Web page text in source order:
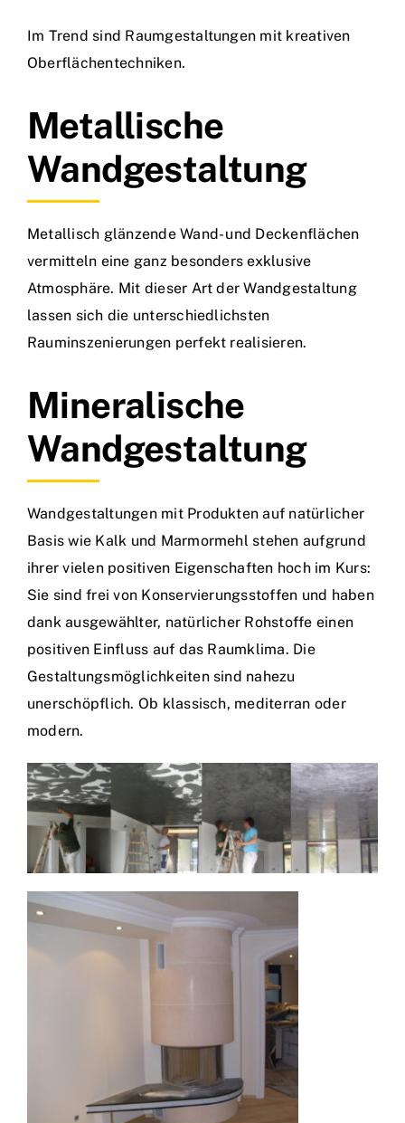
Im Trend sind Raumgestaltungen mit kreativen
Oberflächentechniken.
Metallische
Wandgestaltung
Metallisch glänzende Wand- und Deckenflächen
vermitteln eine ganz besonders exklusive
Atmosphäre. Mit dieser Art der Wandgestaltung
lassen sich die unterschiedlichsten
Rauminszenierungen perfekt realisieren.
Mineralische
Wandgestaltung
Wandgestaltungen mit Produkten auf natürlicher
Basis wie Kalk und Marmormehl stehen aufgrund
ihrer vielen positiven Eigenschaften hoch im Kurs:
Sie sind frei von Konservierungsstoffen und haben
dank ausgewählter, natürlicher Rohstoffe einen
positiven Einfluss auf das Raumklima. Die
Gestaltungsmöglichkeiten sind nahezu
unerschöpflich. Ob klassisch, mediterran oder
modern.